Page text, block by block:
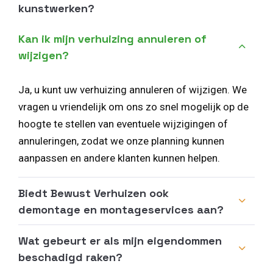
kunstwerken?
Kan ik mijn verhuizing annuleren of
wijzigen?
Ja, u kunt uw verhuizing annuleren of wijzigen. We
vragen u vriendelijk om ons zo snel mogelijk op de
hoogte te stellen van eventuele wijzigingen of
annuleringen, zodat we onze planning kunnen
aanpassen en andere klanten kunnen helpen.
Biedt Bewust Verhuizen ook
demontage en montageservices aan?
Wat gebeurt er als mijn eigendommen
beschadigd raken?